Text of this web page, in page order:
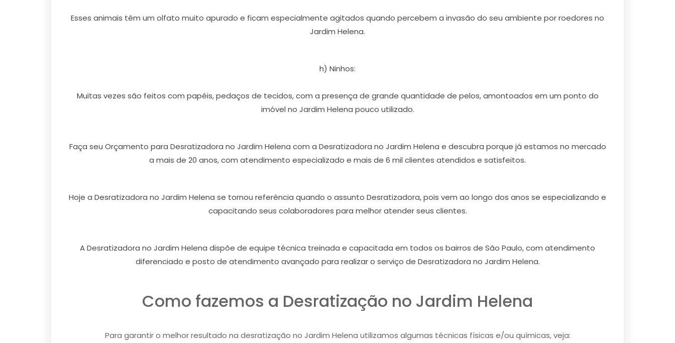
Esses animais têm um olfato muito apurado e ficam especialmente agitados quando percebem a invasão do seu ambiente por roedores no
Jardim Helena.
h) Ninhos:
Muitas vezes são feitos com papéis, pedaços de tecidos, com a presença de grande quantidade de pelos, amontoados em um ponto do
imóvel no Jardim Helena pouco utilizado.
Faça seu Orçamento para Desratizadora no Jardim Helena com a Desratizadora no Jardim Helena e descubra porque já estamos no mercado
a mais de 20 anos, com atendimento especializado e mais de 6 mil clientes atendidos e satisfeitos.
Hoje a Desratizadora no Jardim Helena se tornou referência quando o assunto Desratizadora, pois vem ao longo dos anos se especializando e
capacitando seus colaboradores para melhor atender seus clientes.
A Desratizadora no Jardim Helena dispõe de equipe técnica treinada e capacitada em todos os bairros de São Paulo, com atendimento
diferenciado e posto de atendimento avançado para realizar o serviço de Desratizadora no Jardim Helena.
Como fazemos a Desratização no Jardim Helena
Para garantir o melhor resultado na desratização no Jardim Helena utilizamos algumas técnicas físicas e/ou químicas, veja: